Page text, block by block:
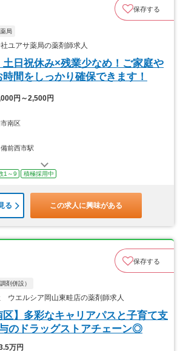
保存する
局
ユアサ薬局の薬剤師求人
土日祝休み×残業少なめ！ご家庭や
間をしっかり確保できます！
円～2,500円
南区
備前西市駅
1～9 積極採用中
る この求人に興味がある
保存する
剤併設）
ウエルシア岡山東畦店の薬剤師求人
区】多彩なキャリアパスと子育て支
のドラッグストアチェーン◎
万円